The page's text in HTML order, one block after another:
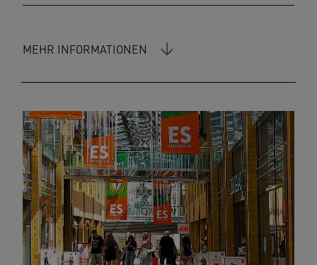
MEHR INFORMATIONEN